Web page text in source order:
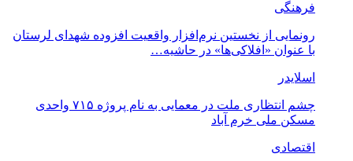
فرهنگی
رونمایی از نخستین نرم‌افزار واقعیت افزوده شهدای لرستان
با عنوان «افلاکی‌ها» در حاشیه…
اسلایدر
چشم انتظاری ملت در معمایی به نام پروژه ۷۱۵ واحدی
مسکن ملی خرم آباد
اقتصادی